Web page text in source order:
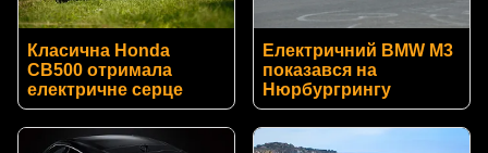
Класична Honda
CB500 отримала
електричне серце
Електричний BMW M3
показався на
Нюрбургрингу